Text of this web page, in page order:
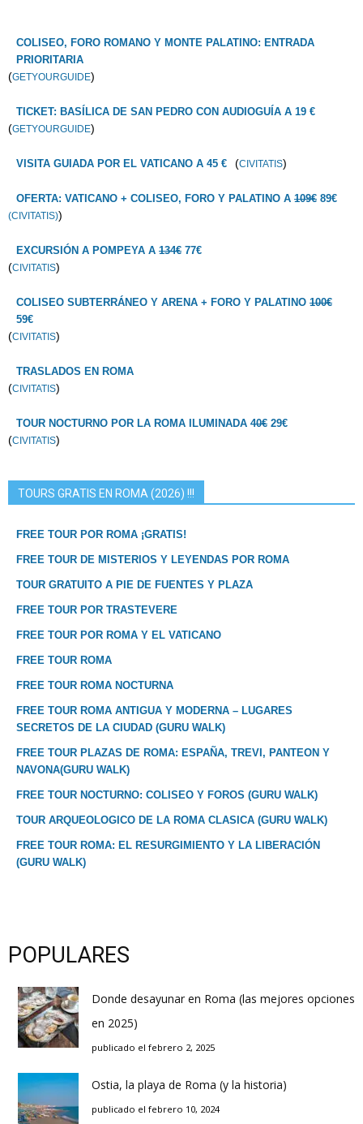
COLISEO, FORO ROMANO Y MONTE PALATINO: ENTRADA
PRIORITARIA
(GETYOURGUIDE)
TICKET: BASÍLICA DE SAN PEDRO CON AUDIOGUÍA A 19 €
(GETYOURGUIDE)
VISITA GUIADA POR EL VATICANO A 45 € (CIVITATIS)
OFERTA: VATICANO + COLISEO, FORO Y PALATINO A 109€ 89€
(CIVITATIS))
EXCURSIÓN A POMPEYA A 134€ 77€
(CIVITATIS)
COLISEO SUBTERRÁNEO Y ARENA + FORO Y PALATINO 100€
59€
(CIVITATIS)
TRASLADOS EN ROMA
(CIVITATIS)
TOUR NOCTURNO POR LA ROMA ILUMINADA 40€ 29€
(CIVITATIS)
TOURS GRATIS EN ROMA (2026) !!!
FREE TOUR POR ROMA ¡GRATIS!
FREE TOUR DE MISTERIOS Y LEYENDAS POR ROMA
TOUR GRATUITO A PIE DE FUENTES Y PLAZA
FREE TOUR POR TRASTEVERE
FREE TOUR POR ROMA Y EL VATICANO
FREE TOUR ROMA
FREE TOUR ROMA NOCTURNA
FREE TOUR ROMA ANTIGUA Y MODERNA – LUGARES
SECRETOS DE LA CIUDAD (GURU WALK)
FREE TOUR PLAZAS DE ROMA: ESPAÑA, TREVI, PANTEON Y
NAVONA(GURU WALK)
FREE TOUR NOCTURNO: COLISEO Y FOROS (GURU WALK)
TOUR ARQUEOLOGICO DE LA ROMA CLASICA (GURU WALK)
FREE TOUR ROMA: EL RESURGIMIENTO Y LA LIBERACIÓN
(GURU WALK)
POPULARES
Donde desayunar en Roma (las mejores opciones
en 2025)
publicado el febrero 2, 2025
Ostia, la playa de Roma (y la historia)
publicado el febrero 10, 2024